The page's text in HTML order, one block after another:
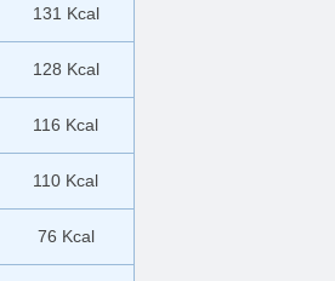
131 Kcal
128 Kcal
116 Kcal
110 Kcal
76 Kcal